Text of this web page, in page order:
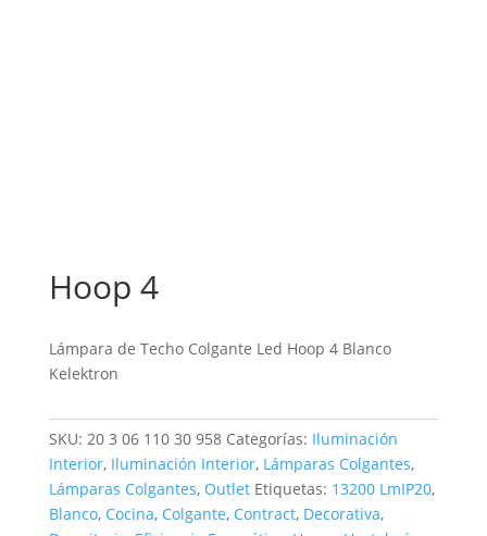
Hoop 4
Lámpara de Techo Colgante Led Hoop 4 Blanco
Kelektron
SKU: 20 3 06 110 30 958 Categorías: Iluminación
Interior, Iluminación Interior, Lámparas Colgantes,
Lámparas Colgantes, Outlet Etiquetas: 13200 LmIP20,
Blanco, Cocina, Colgante, Contract, Decorativa,